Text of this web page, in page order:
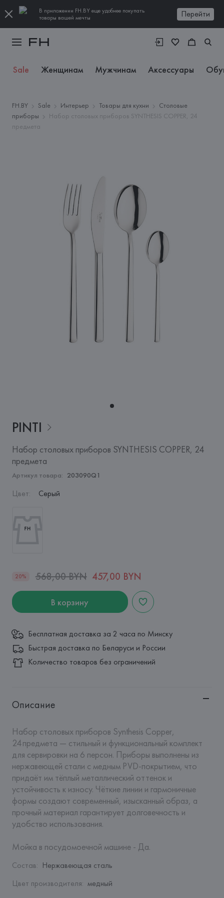
В приложении FH.BY еще удобнее покупать
товары вашей мечты
Перейти
Sale Женщинам Мужчинам Аксессуары
FH.BY Sale Интерьер Товары для кухни
Столовые
приборы
Набор столовых приборов SYNTHESIS COPPER, 24
предмета
PINTI
Набор столовых приборов SYNTHESIS COPPER, 24
предмета
Артикул товара: 203090Q1
Цвет: Серый
20% 568,00 BYN 457,00 BYN
В корзину
Бесплатная доставка за 2 часа по Минску
Быстрая доставка по Беларуси и России
Количество товаров без ограничений
Описание
Набор столовых приборов Synthesis Copper,
24 предмета — стильный и функциональный комплект
для сервировки на 6 персон. Приборы выполнены из
нержавеющей стали с медным PVD‑покрытием, что
придаёт им тёплый металлический оттенок и
устойчивость к износу. Чёткие линии и гармоничные
формы создают современный, изысканный образ, а
прочный материал гарантирует долговечность и
удобство использования.
Мойка в посудомоечной машине - Да.
Состав: Нержавеющая сталь
Цвет производителя: медный